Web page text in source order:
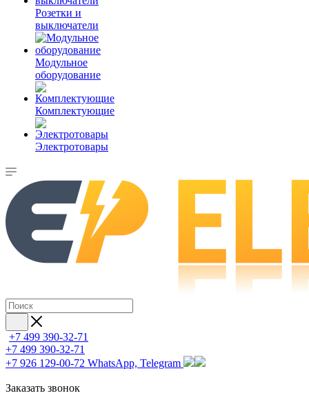
Розетки и
выключатели
Модульное
оборудование
Комплектующие
Электротовары
+7 499 390-32-71
+7 499 390-32-71
+7 926 129-00-72 WhatsApp, Telegram
Заказать звонок